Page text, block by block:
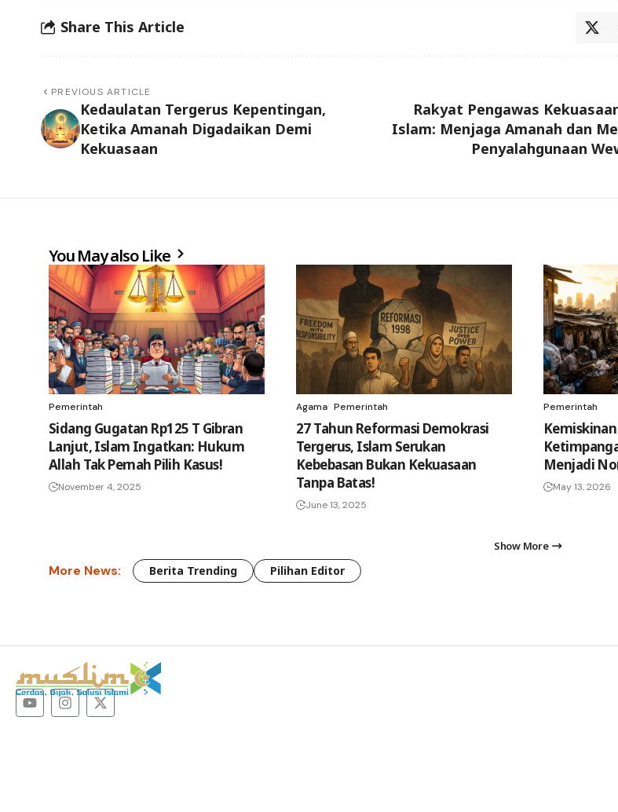
Share This Article
PREVIOUS ARTICLE
Kedaulatan Tergerus Kepentingan,
Ketika Amanah Digadaikan Demi
Kekuasaan
Rakyat Pengawas
Islam: Menjaga Amanah dan
Penyalahgunaan
You May also Like
Pemerintah
Sidang Gugatan Rp125 T Gibran
Lanjut, Islam Ingatkan: Hukum
Allah Tak Pernah Pilih Kasus!
November 4, 2025
Agama Pemerintah
27 Tahun Reformasi Demokrasi
Tergerus, Islam Serukan
Kebebasan Bukan Kekuasaan
Tanpa Batas!
June 13, 2025
Pemerintah
Menjadi
May 13, 2026
Show More
More News: Berita Trending Pilihan Editor